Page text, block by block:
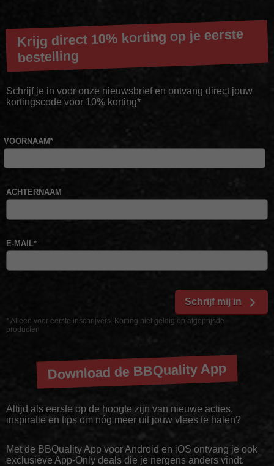
Krijg direct 10% korting op je eerste
bestelling
Schrijf je in voor onze nieuwsbrief en ontvang direct jouw
kortingscode voor 10% korting*
* Alleen voor eerste inschrijvers. Korting niet geldig op afgeprijsde
producten
VOORNAAM*
ACHTERNAAM
E-MAIL*
Schrijf mij in
Download de BBQuality App
Altijd als eerste op de hoogte zijn van nieuwe acties,
inspiratie en tips om nóg meer uit jouw vlees te halen?
Met de BBQuality App voor Android en iOS ontvang je ook
exclusieve App-Only deals die je nergens anders vindt.